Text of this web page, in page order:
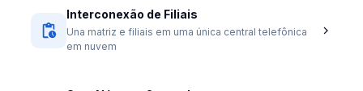
Interconexão de Filiais
Una matriz e filiais em uma única central telefônica
em nuvem